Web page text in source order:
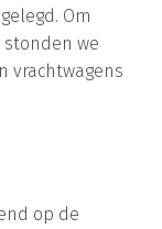
Om
we
vrachtwagens
op de